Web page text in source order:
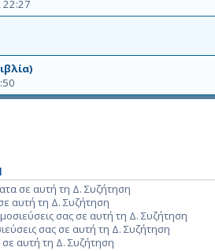
22:27
σε αυτή τη Δ. Συζήτηση
αυτή τη Δ. Συζήτηση
σας σε αυτή τη Δ. Συζήτηση
σας σε αυτή τη Δ. Συζήτηση
αυτή τη Δ. Συζήτηση